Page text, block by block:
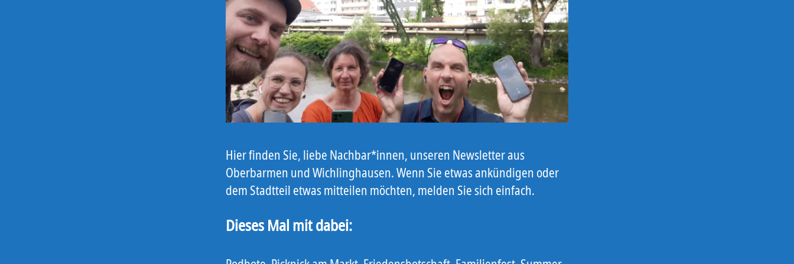
Hier finden Sie, liebe Nachbar*innen, unseren Newsletter aus
Oberbarmen und Wichlinghausen. Wenn Sie etwas ankündigen oder
dem Stadtteil etwas mitteilen möchten, melden Sie sich einfach.
Dieses Mal mit dabei: